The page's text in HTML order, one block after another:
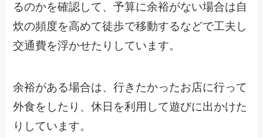
るのかを確認して、予算に余裕がない場合は自
炊の頻度を高めて徒歩で移動するなどで工夫し
交通費を浮かせたりしています。
余裕がある場合は、行きたかったお店に行って
外食をしたり、休日を利用して遊びに出かけた
りしています。